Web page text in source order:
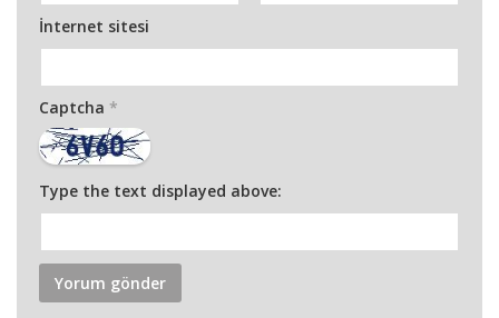
İnternet sitesi
Captcha *
Type the text displayed above: